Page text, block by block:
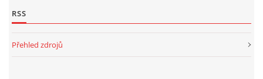
RSS
Přehled zdrojů